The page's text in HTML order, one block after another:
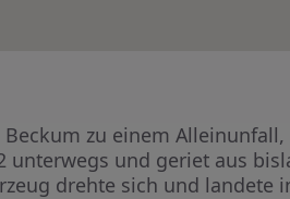
zu einem
unterwegs und geriet aus
drehte sich und landete